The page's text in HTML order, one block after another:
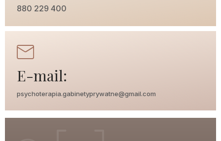
880 229 400
E-mail:
psychoterapia.gabinetyprywatne@gmail.com